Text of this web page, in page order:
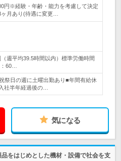
円※経験・年齢・能力を考慮して決定
月あり(待遇に変更…
週平均39.5時間以内）標準労働時間
60…
祭日の週に土曜出勤あり■年間有給休
社半年経過後の…
気になる
をはじめとした機材・設備で社会を支